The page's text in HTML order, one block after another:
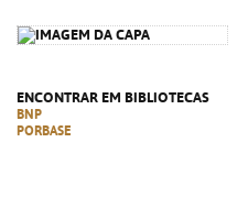
ENCONTRAR EM BIBLIOTECAS
BNP
PORBASE